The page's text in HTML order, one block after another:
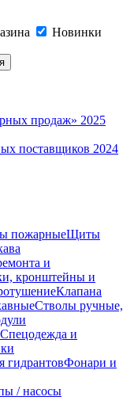
Новинки
продаж» 2025
поставщиков 2024
пожарныеЩиты
и
кронштейны и
Клапана
Стволы ручные,
Спецодежда и
гидрантовФонари и
/ насосы